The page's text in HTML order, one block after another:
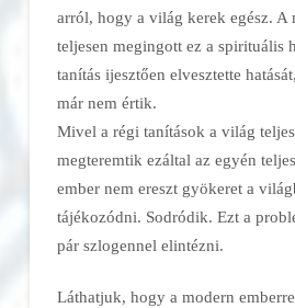
arról, hogy a világ kerek egész.
teljesen megingott ez a spirituális
tanítás ijesztően elvesztette
már nem értik.
Mivel a régi tanítások a világ
megteremtik ezáltal az egyén
ember nem ereszt gyökeret a
tájékozódni. Sodródik. Ezt a
pár szlogennel elintézni.
Láthatjuk, hogy a modern